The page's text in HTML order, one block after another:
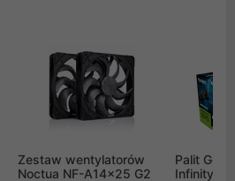
Zestaw wentylatorów
Noctua NF-A14x25 G2
Palit
Infinity 3